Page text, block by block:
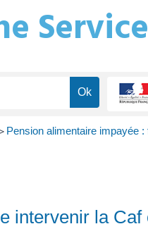
Pension alimentaire impayée
intervenir la Caf